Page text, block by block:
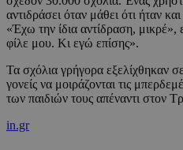
αντιδράσει όταν μάθει ότι ήταν
«Έχω την ίδια αντίδραση,
φίλε μου. Κι εγώ επίσης».
Τα σχόλια γρήγορα εξελίχθηκαν
γονείς να μοιράζονται τις
των παιδιών τους απέναντι στον
in.gr